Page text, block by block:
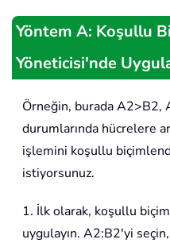
Yöntem A: Koşullu
Yöneticisi'nde
Örneğin, burada A2>B2,
durumlarında hücrelere
işlemini koşullu
istiyorsunuz.
1. İlk olarak, koşullu
uygulayın. A2:B2'yi seçin,